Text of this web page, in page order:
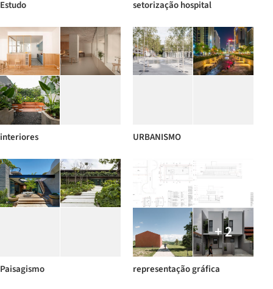
Estudo setorização hospital
interiores URBANISMO
Paisagismo
+ 2
representação gráfica